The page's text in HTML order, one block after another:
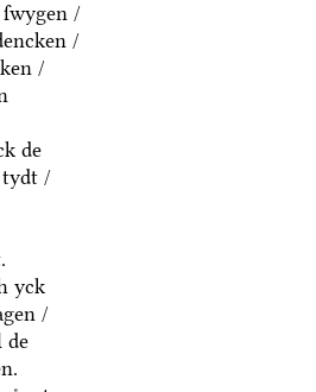
/
/
/
de
tydt /
yck
/
de